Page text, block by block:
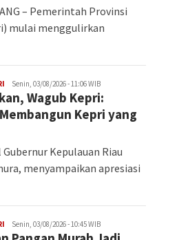
– Pemerintah Provinsi
mulai menggulirkan
Iman
Senin, 03/08/2026 - 11:06 WIB
Wagub Kepri:
Kepri yang
Gubernur Kepulauan Riau
menyampaikan apresiasi
Iman
Senin, 03/08/2026 - 10:45 WIB